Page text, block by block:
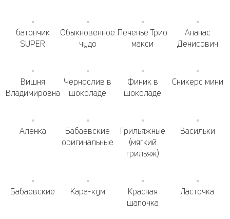
батончик
SUPER
Обыкновенное
чудо
Печенье Трио
макси
Ананас
Денисович
Вишня
Владимировна
Чернослив в
шоколаде
Финик в
шоколаде
Сникерс мини
Аленка
Бабаевские
оригинальные
Грильяжные
(мягкий
грильяж)
Васильки
Бабаевские Кара-кум
Красная
шапочка
Ласточка